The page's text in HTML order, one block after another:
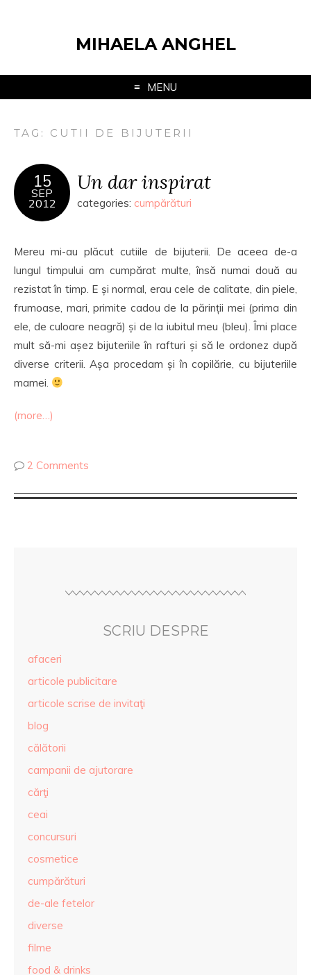
MIHAELA ANGHEL
MENU
TAG: CUTII DE BIJUTERII
15
SEP
2012
Un dar inspirat
categories: cumpărături
Mereu mi-au plăcut cutiile de bijuterii. De aceea de-a
lungul timpului am cumpărat multe, însă numai două au
rezistat în timp. E și normal, erau cele de calitate, din piele,
frumoase, mari, primite cadou de la părinții mei (prima din
ele, de culoare neagră) și de la iubitul meu (bleu). Îmi place
mult să-mi așez bijuteriile în rafturi și să le ordonez după
diverse criterii. Așa procedam și în copilărie, cu bijuteriile
mamei.
(more…)
2 Comments
SCRIU DESPRE
afaceri
articole publicitare
articole scrise de invitaţi
blog
călătorii
campanii de ajutorare
cărţi
ceai
concursuri
cosmetice
cumpărături
de-ale fetelor
diverse
filme
food & drinks